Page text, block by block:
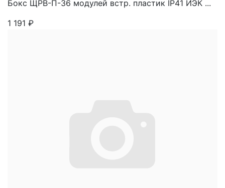
Бокс ЩРВ-П-36 модулей встр. пластик IP41 ИЭК ...
1 191 ₽